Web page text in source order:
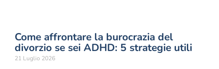
Come affrontare la burocrazia del
divorzio se sei ADHD: 5 strategie utili
21 Luglio 2026